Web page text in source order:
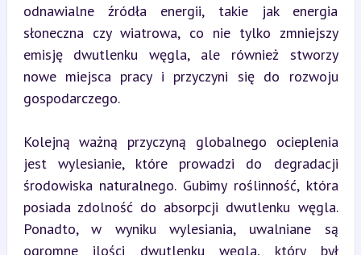
odnawialne źródła energii, takie jak energia
słoneczna czy wiatrowa, co nie tylko zmniejszy
emisję dwutlenku węgla, ale również stworzy
nowe miejsca pracy i przyczyni się do rozwoju
gospodarczego.
Kolejną ważną przyczyną globalnego ocieplenia
jest wylesianie, które prowadzi do degradacji
środowiska naturalnego. Gubimy roślinność, która
posiada zdolność do absorpcji dwutlenku węgla.
Ponadto, w wyniku wylesiania, uwalniane są
ogromne ilości dwutlenku węgla, który był